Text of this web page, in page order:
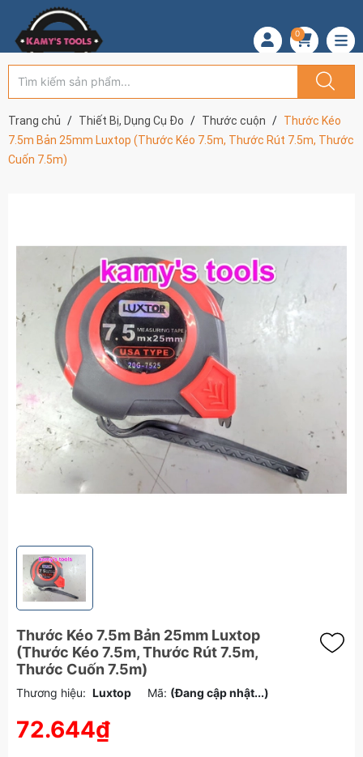
0
Trang chủ Thiết Bị, Dụng Cụ Đo Thước cuộn
Thước Kéo
7.5m Bản 25mm Luxtop (Thước Kéo 7.5m, Thước Rút 7.5m, Thước
Cuốn 7.5m)
Thước Kéo 7.5m Bản 25mm Luxtop
(Thước Kéo 7.5m, Thước Rút 7.5m,
Thước Cuốn 7.5m)
Thương hiệu: Luxtop Mã: (Đang cập nhật...)
72.644₫